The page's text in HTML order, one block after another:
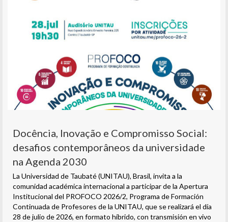
Docência, Inovação e Compromisso Social:
desafios contemporâneos da universidade
na Agenda 2030
La Universidad de Taubaté (UNITAU), Brasil, invita a la
comunidad académica internacional a participar de la Apertura
Institucional del PROFOCO 2026/2, Programa de Formación
Continuada de Profesores de la UNITAU, que se realizará el día
28 de julio de 2026, en formato híbrido, con transmisión en vivo